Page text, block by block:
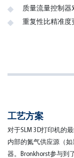
质量流量控制
重复性比精准度
工艺方案
对于SLM 3D打印机的
内部的氮气供应源（
器。Bronkhorst参与到